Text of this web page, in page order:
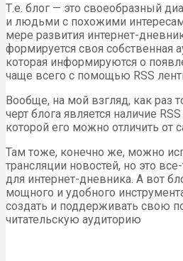
Т.е. блог — это своеобразный
и людьми с похожими
мере развития интернет-
формируется своя собственная
которая информируются о
чаще всего с помощью RSS
Вообще, на мой взгляд, как раз
черт блога является наличие
которой его можно отличить от
Там тоже, конечно же, можно
трансляции новостей, но это
для интернет-дневника. А вот
мощного и удобного
создать и поддерживать свою
читательскую аудиторию